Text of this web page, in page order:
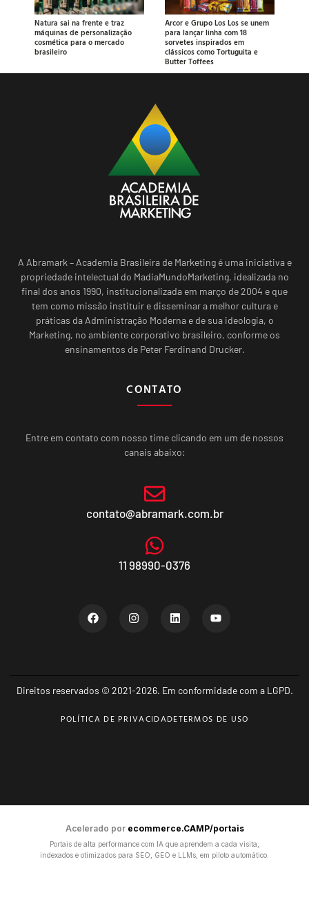
Natura sai na frente e traz
máquinas de personalização
cosmética para o mercado
brasileiro
Arcor e Grupo Los Los se unem
para lançar linha com 18
sorvetes inspirados em
clássicos como Tortuguita e
Butter Toffees
A Abramark – Academia Brasileira de Marketing é uma iniciativa e
propriedade intelectual do MadiaMundoMarketing, idealizada no
final dos anos 1990, institucionalizada em março de 2004 e que
tem como missão instituir e disseminar a melhor cultura e
práticas da Administração Moderna e de sua ideologia, o
Marketing, no ambiente corporativo brasileiro, conforme os
ensinamentos de Peter Ferdinand Drucker.
CONTATO
Entre em contato com nosso time clicando em um de nossos
canais abaixo:
contato@abramark.com.br
11 98990-0376
Direitos reservados © 2021-2026. Em conformidade com a LGPD.
POLÍTICA DE PRIVACIDADETERMOS DE USO
Acelerado por ecommerce.CAMP/portais
Portais de alta performance com IA que aprendem a cada visita,
indexados e otimizados para SEO, GEO e LLMs, em piloto automático.